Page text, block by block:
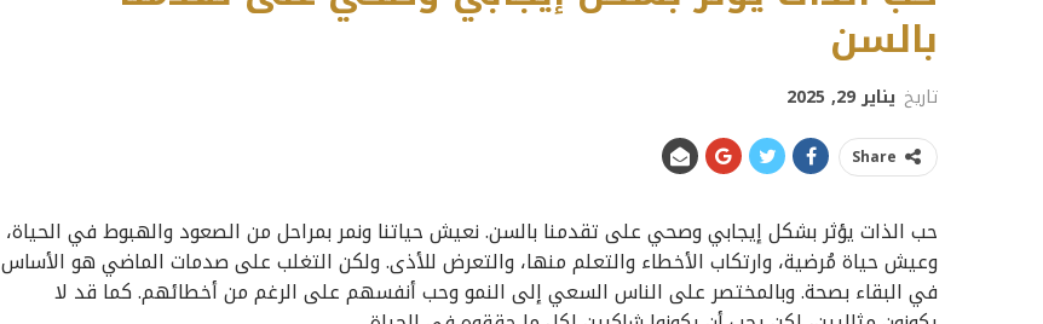
بالسن
تاريخ يناير 29, 2025
Share
حب الذات يؤثر بشكل إيجابي وصحي على تقدمنا بالسن. نعيش حياتنا ونمر بمراحل من الصعود والهبوط في الحياة،
وعيش حياة مُرضية، وارتكاب الأخطاء والتعلم منها، والتعرض للأذى. ولكن التغلب على صدمات الماضي هو الأساس
في البقاء بصحة. وبالمختصر على الناس السعي إلى النمو وحب أنفسهم على الرغم من أخطائهم. كما قد لا